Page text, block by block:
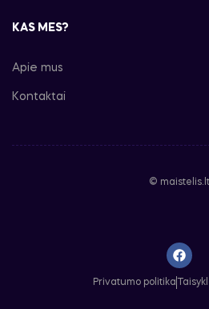
KAS MES?
Apie mus
Kontaktai
© maistelis.lt
Privatumo politika